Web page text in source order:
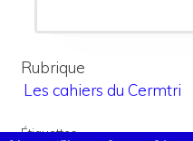
Rubrique
Les cahiers du Cermtri
Étiquettes